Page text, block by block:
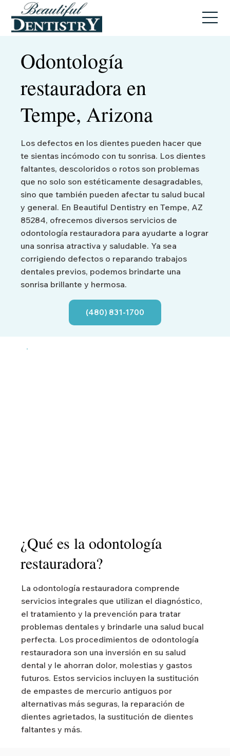
Odontología
restauradora en
Tempe, Arizona
Los defectos en los dientes pueden hacer que
te sientas incómodo con tu sonrisa. Los dientes
faltantes, descoloridos o rotos son problemas
que no solo son estéticamente desagradables,
sino que también pueden afectar tu salud bucal
y general. En Beautiful Dentistry en Tempe, AZ
85284, ofrecemos diversos servicios de
odontología restauradora para ayudarte a lograr
una sonrisa atractiva y saludable. Ya sea
corrigiendo defectos o reparando trabajos
dentales previos, podemos brindarte una
sonrisa brillante y hermosa.
(480) 831-1700
¿Qué es la odontología
restauradora?
La odontología restauradora comprende
servicios integrales que utilizan el diagnóstico,
el tratamiento y la prevención para tratar
problemas dentales y brindarle una salud bucal
perfecta. Los procedimientos de odontología
restauradora son una inversión en su salud
dental y le ahorran dolor, molestias y gastos
futuros. Estos servicios incluyen la sustitución
de empastes de mercurio antiguos por
alternativas más seguras, la reparación de
dientes agrietados, la sustitución de dientes
faltantes y más.